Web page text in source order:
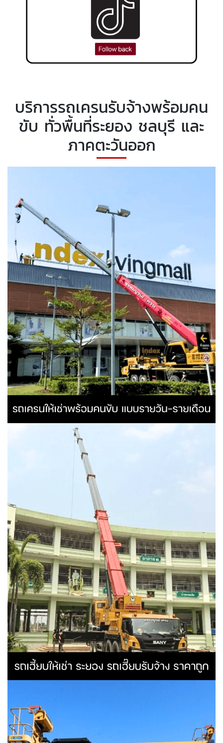
บริการรถเครนรับจ้างพร้อมคน
ขับ ทั่วพื้นที่ระยอง ชลบุรี และ
ภาคตะวันออก